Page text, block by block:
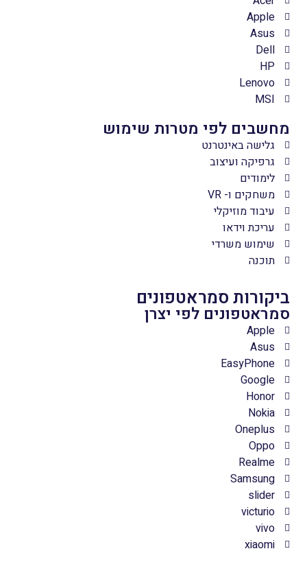
Apple
Asus
Dell
HP
Lenovo
MSI
מחשבים לפי מטרות שימוש
גלישה באינטרנט
גרפיקה ועיצוב
לימודים
משחקים ו- VR
עיבוד מוזיקלי
עריכת וידאו
שימוש משרדי
תוכנה
ביקורות סמראטפונים
סמראטפונים לפי יצרן
Apple
Asus
EasyPhone
Google
Honor
Nokia
Oneplus
Oppo
Realme
Samsung
slider
victurio
vivo
xiaomi